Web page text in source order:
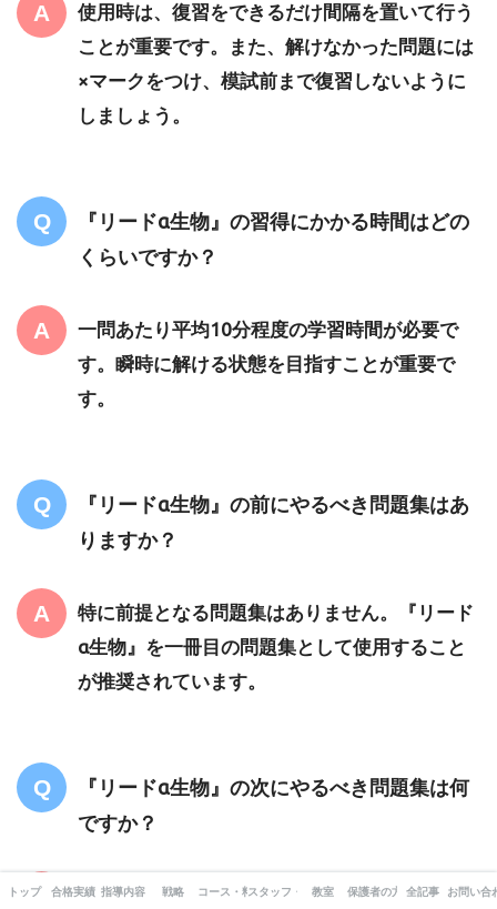
使用時は、復習をできるだけ間隔を置いて行う
ことが重要です。また、解けなかった問題には
×マークをつけ、模試前まで復習しないように
しましょう。
『リードα生物』の習得にかかる時間はどの
くらいですか？
一問あたり平均10分程度の学習時間が必要で
す。瞬時に解ける状態を目指すことが重要で
す。
『リードα生物』の前にやるべき問題集はあ
りますか？
特に前提となる問題集はありません。『リード
α生物』を一冊目の問題集として使用すること
が推奨されています。
『リードα生物』の次にやるべき問題集は何
ですか？
次に取り組むべきは『生物の良問問題集［生物
トップ 合格実績 指導内容 戦略 コース・料金スタッフ・出版書籍
教室 保護者の方へ全記事 お問い合